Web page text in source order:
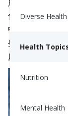
Diverse
Health
Nutrition
Mental Health
化學組成、代
中，我們將探
些三酸甘油脂
處。